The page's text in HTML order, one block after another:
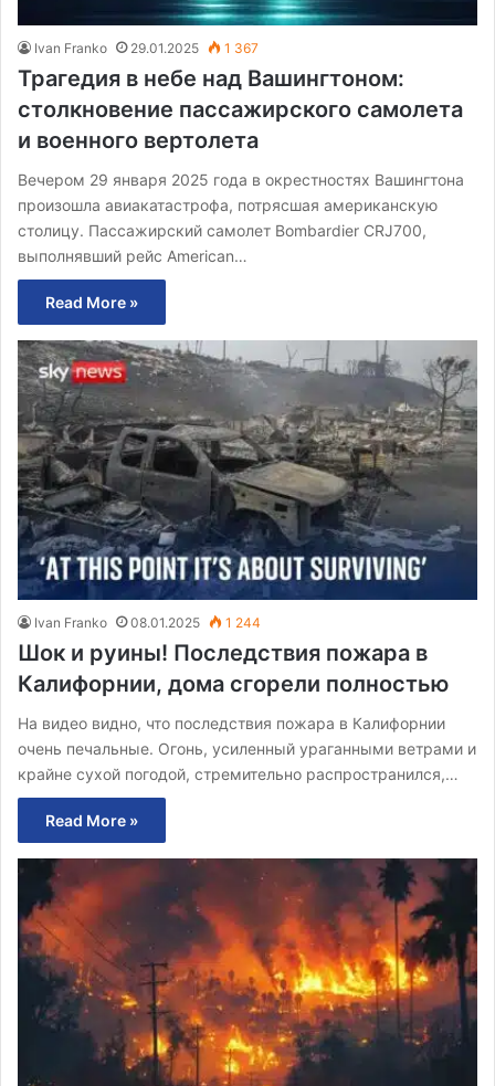
Ivan Franko 29.01.2025 1 367
Трагедия в небе над Вашингтоном:
столкновение пассажирского самолета
и военного вертолета
Вечером 29 января 2025 года в окрестностях Вашингтона
произошла авиакатастрофа, потрясшая американскую
столицу. Пассажирский самолет Bombardier CRJ700,
выполнявший рейс American…
Read More »
Ivan Franko 08.01.2025 1 244
Шок и руины! Последствия пожара в
Калифорнии, дома сгорели полностью
На видео видно, что последствия пожара в Калифорнии
очень печальные. Огонь, усиленный ураганными ветрами и
крайне сухой погодой, стремительно распространился,…
Read More »